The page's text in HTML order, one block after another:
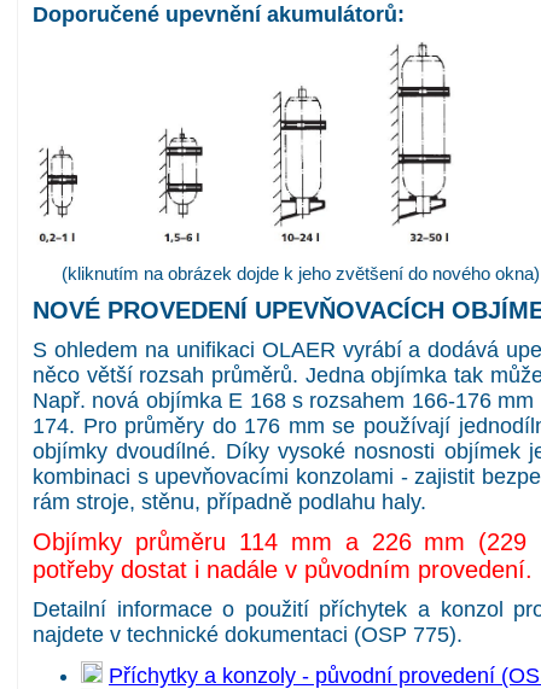
Doporučené upevnění akumulátorů:
(kliknutím na obrázek dojde k jeho zvětšení do nového okna)
NOVÉ PROVEDENÍ UPEVŇOVACÍCH
S ohledem na unifikaci OLAER vyrábí a dodává
něco větší rozsah průměrů. Jedna objímka tak
Např. nová objímka E 168 s rozsahem 166-176
174. Pro průměry do 176 mm se používají
objímky dvoudílné. Díky vysoké nosnosti objímek
kombinaci s upevňovacími konzolami - zajistit
rám stroje, stěnu, případně podlahu haly.
Objímky průměru 114 mm a 226 mm
potřeby dostat i nadále v původním provedení.
Detailní informace o použití příchytek a konzol
najdete v technické dokumentaci (OSP 775).
Příchytky a konzoly - původní provedení